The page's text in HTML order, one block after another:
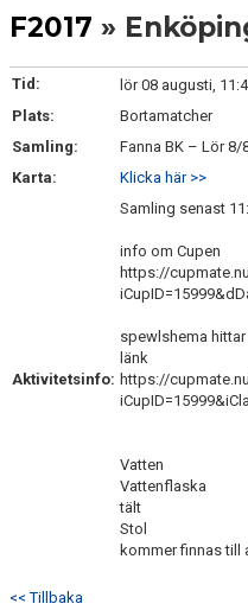
KONTAKT
F2017 »
Tid:
lör 08 augusti,
Plats:
Bortamatcher
Samling:
Fanna BK – Lör 8/
Karta:
Klicka här >>
Aktivitetsinfo:
Samling senast
info om Cupen
https://
spewlshema
länk
https://
Vatten
Vattenflaska
tält
Stol
kommer finnas till
<< Tillbaka